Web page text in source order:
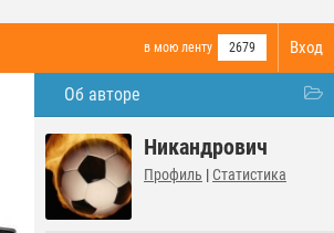
Вход
в мою ленту 2679
Об авторе
Никандрович
Профиль | Статистика